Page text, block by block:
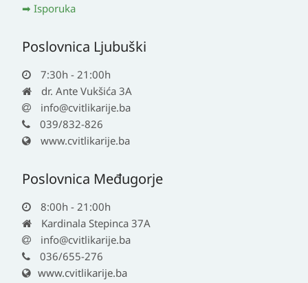
Isporuka
Poslovnica Ljubuški
7:30h - 21:00h
dr. Ante Vukšića 3A
info@cvitlikarije.ba
039/832-826
www.cvitlikarije.ba
Poslovnica Međugorje
8:00h - 21:00h
Kardinala Stepinca 37A
info@cvitlikarije.ba
036/655-276
www.cvitlikarije.ba